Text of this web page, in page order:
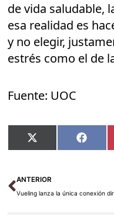
de vida saludable,
esa realidad es
y no elegir,
estrés como el de
Fuente: UOC
Compartir
en
X
(Twitter) en
Ant
ANTERIOR